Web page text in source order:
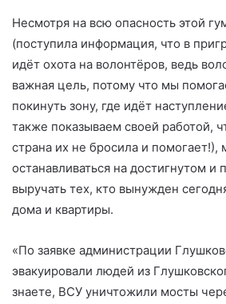
Несмотря на всю опасность этой
(поступила информация, что в
идёт охота на волонтёров, ведь
важная цель, потому что мы
покинуть зону, где идёт
также показываем своей работой,
страна их не бросила и
останавливаться на достигнутом и
выручать тех, кто вынужден
дома и квартиры.
«По заявке администрации
эвакуировали людей из
знаете, ВСУ уничтожили мосты